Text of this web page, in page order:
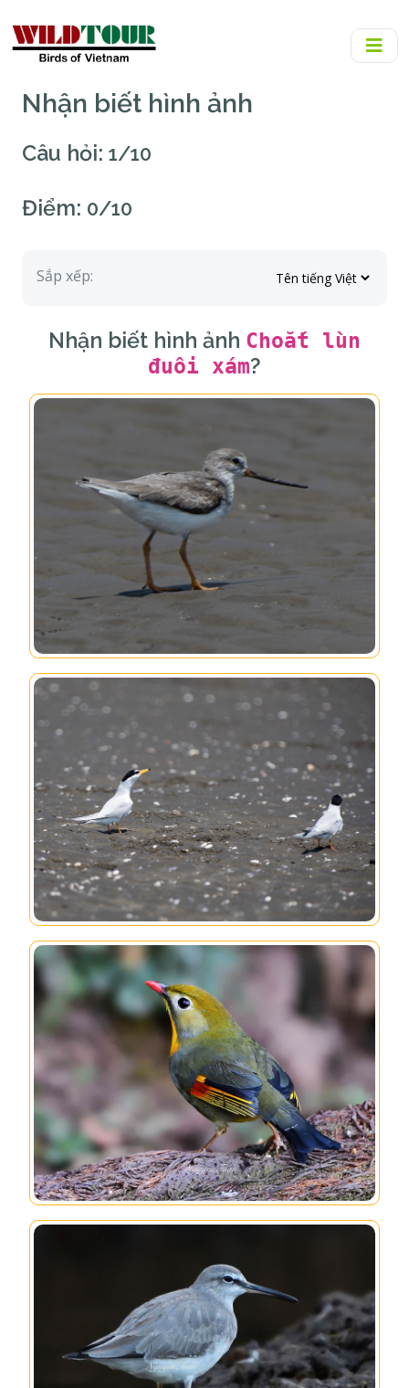
Nhận biết hình ảnh
Câu hỏi: 1/10
Điểm: 0/10
Sắp xếp:
Nhận biết hình ảnh Choắt lùn
đuôi xám?